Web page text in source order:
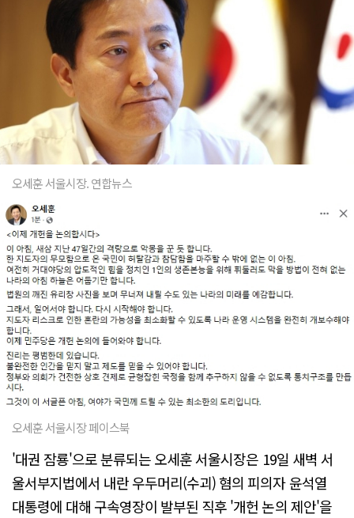
오세훈 서울시장. 연합뉴스
오세훈 서울시장 페이스북
'대권 잠룡'으로 분류되는 오세훈 서울시장은 19일 새벽 서
울서부지법에서 내란 우두머리(수괴) 혐의 피의자 윤석열
대통령에 대해 구속영장이 발부된 직후 '개헌 논의 제안'을